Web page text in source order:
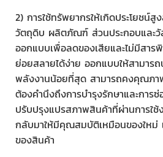
2) การใช้ทรัพยากรให้เกิดประโยชน์
วัตถุดิบ ผลิตภัณฑ์ ส่วนประกอบและวั
ออกแบบเพื่อลดของเสียและไม่มีสาร
ย่อยสลายได้ง่าย ออกแบบให้สามารถ
พลังงานน้อยที่สุด สามารถคงคุณภา
ต้องคำนึงถึงการบำรุงรักษาและการ
ปรับปรุงแปรสภาพสินค้าที่ผ่านการใช้
กลับมาให้มีคุณสมบัติเหมือนของใหม่
ของสินค้า